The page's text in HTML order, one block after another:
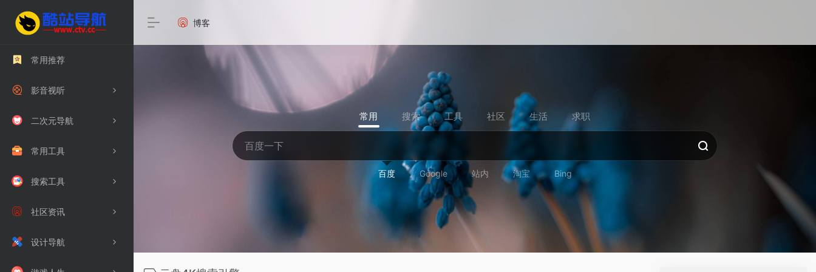
常用推荐
影音视听
二次元导航
常用工具
搜索工具
社区资讯
设计导航
博客
常用 搜索 工具 社区 生活 求职
百度 Google 站内 淘宝 Bing